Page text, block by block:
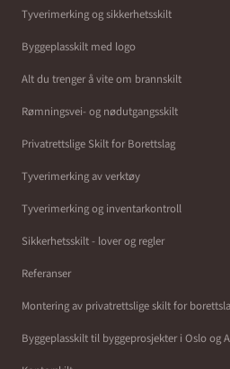
Tyverimerking og sikkerhetsskilt
Byggeplasskilt med logo
Alt du trenger å vite om brannskilt
Rømningsvei- og nødutgangsskilt
Privatrettslige Skilt for Borettslag
Tyverimerking av verktøy
Tyverimerking og inventarkontroll
Sikkerhetsskilt - lover og regler
Referanser
Montering av privatrettslige skilt for
Byggeplasskilt til byggeprosjekter i Oslo og